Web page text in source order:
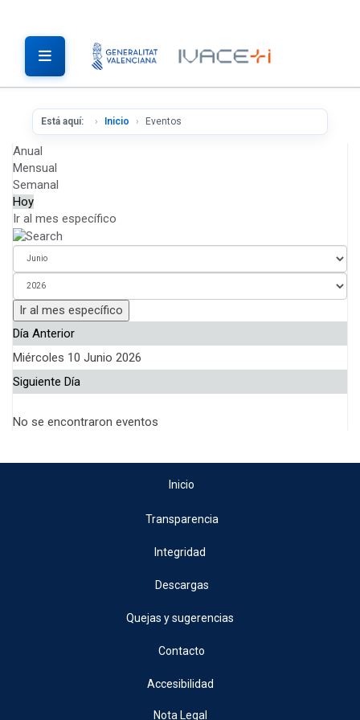
Está aquí: Inicio Eventos
Anual
Mensual
Semanal
Hoy
Ir al mes específico
Ir al mes específico
Día Anterior
Miércoles 10 Junio 2026
Siguiente Día
No se encontraron eventos
Inicio
Transparencia
Integridad
Descargas
Quejas y sugerencias
Contacto
Accesibilidad
Nota Legal